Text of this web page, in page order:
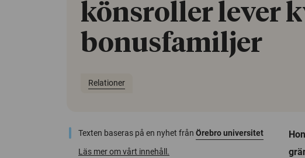
könsroller lever
bonusfamiljer
Relationer
Texten baseras på en nyhet från Örebro universitet
Läs mer om vårt innehåll.